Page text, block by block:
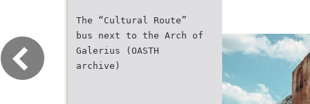
present day
The “Cultural Route”
bus next to the Arch of
Galerius (OASTH
archive)